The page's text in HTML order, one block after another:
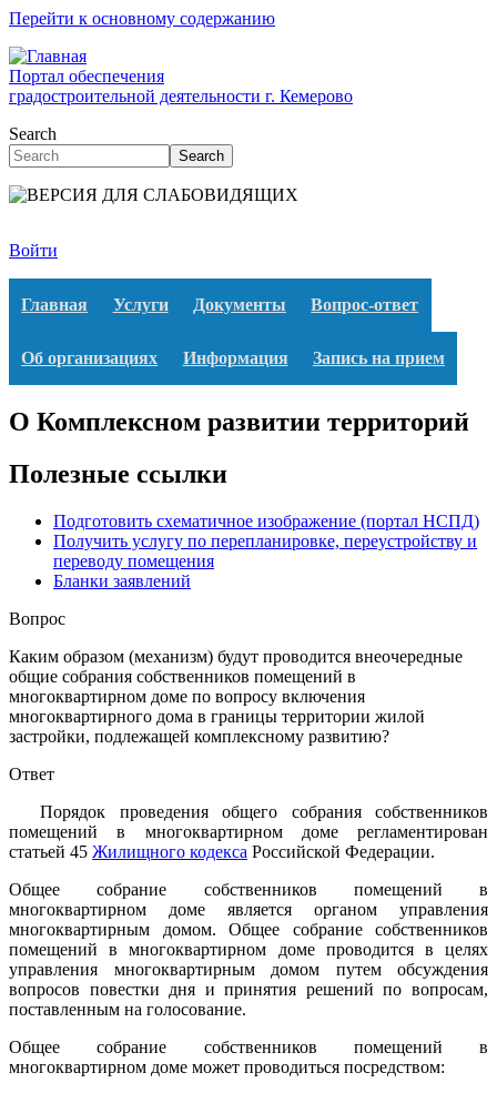
Перейти к основному содержанию
Портал обеспечения
градостроительной деятельности г. Кемерово
Search
Search
Войти
Главная Услуги Документы Вопрос-ответ
Об организациях Информация Запись на прием
О Комплексном развитии территорий
Полезные ссылки
Подготовить схематичное изображение (портал НСПД)
Получить услугу по перепланировке, переустройству и
переводу помещения
Бланки заявлений
Вопрос
Каким образом (механизм) будут проводится внеочередные
общие собрания собственников помещений в
многоквартирном доме по вопросу включения
многоквартирного дома в границы территории жилой
застройки, подлежащей комплексному развитию?
Ответ
Порядок проведения общего собрания собственников
помещений в многоквартирном доме регламентирован
статьей 45 Жилищного кодекса Российской Федерации.
Общее собрание собственников помещений в
многоквартирном доме является органом управления
многоквартирным домом. Общее собрание собственников
помещений в многоквартирном доме проводится в целях
управления многоквартирным домом путем обсуждения
вопросов повестки дня и принятия решений по вопросам,
поставленным на голосование.
Общее собрание собственников помещений в
многоквартирном доме может проводиться посредством: